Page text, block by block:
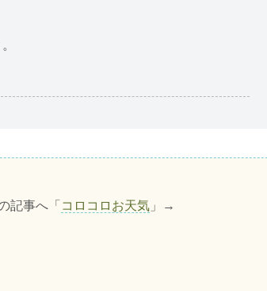
事へ「 コロコロお天気 」→